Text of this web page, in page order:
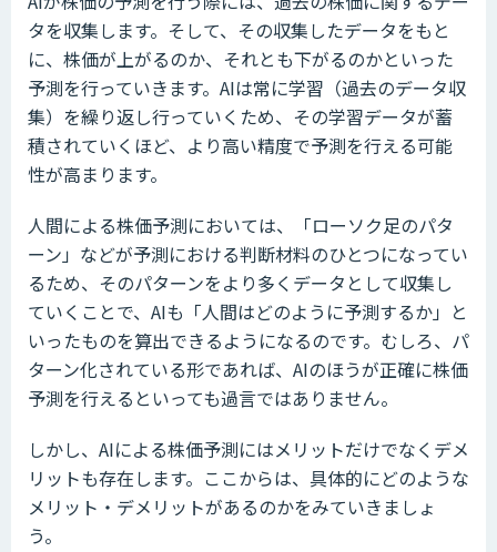
タを収集します。そして、その収集したデータをもと
に、株価が上がるのか、それとも下がるのかといった
予測を行っていきます。AIは常に学習（過去のデータ収
集）を繰り返し行っていくため、その学習データが蓄
積されていくほど、より高い精度で予測を行える可能
性が高まります。
人間による株価予測においては、「ローソク足のパタ
ーン」などが予測における判断材料のひとつになってい
るため、そのパターンをより多くデータとして収集し
ていくことで、AIも「人間はどのように予測するか」と
いったものを算出できるようになるのです。むしろ、パ
ターン化されている形であれば、AIのほうが正確に株価
予測を行えるといっても過言ではありません。
しかし、AIによる株価予測にはメリットだけでなくデメ
リットも存在します。ここからは、具体的にどのような
メリット・デメリットがあるのかをみていきましょ
う。